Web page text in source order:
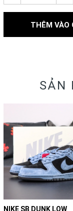
THÊM VÀO
SẢN
NIKE SB DUNK LOW